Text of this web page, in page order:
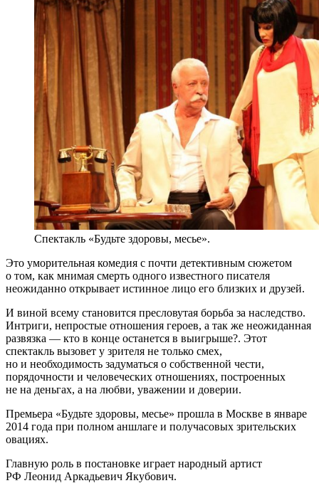
Спектакль «Будьте здоровы, месье».
Это уморительная комедия с почти детективным сюжетом
о том, как мнимая смерть одного известного писателя
неожиданно открывает истинное лицо его близких и друзей.
И виной всему становится пресловутая борьба за наследство.
Интриги, непростые отношения героев, а так же неожиданная
развязка — кто в конце останется в выигрыше?. Этот
спектакль вызовет у зрителя не только смех,
но и необходимость задуматься о собственной чести,
порядочности и человеческих отношениях, построенных
не на деньгах, а на любви, уважении и доверии.
Премьера «Будьте здоровы, месье» прошла в Москве в январе
2014 года при полном аншлаге и получасовых зрительских
овациях.
Главную роль в постановке играет народный артист
РФ Леонид Аркадьевич Якубович.